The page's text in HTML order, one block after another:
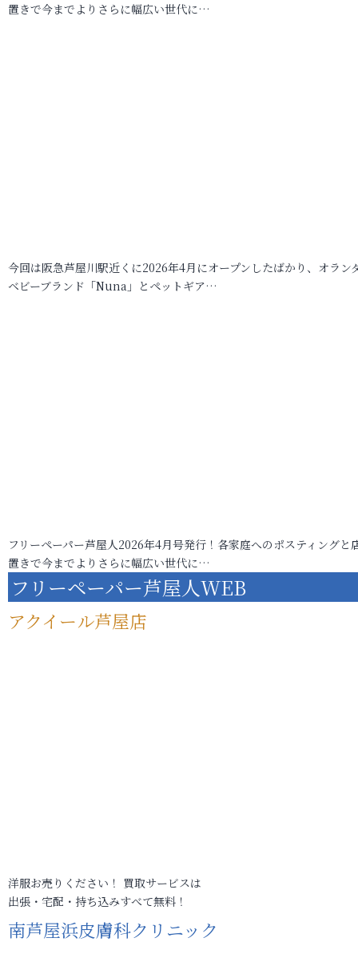
置きで今までよりさらに幅広い世代に…
今回は阪急芦屋川駅近くに2026年4月にオープンしたばかり、オラン
ベビーブランド「Nuna」とペットギア…
フリーペーパー芦屋人2026年4月号発行！各家庭へのポスティングと
置きで今までよりさらに幅広い世代に…
フリーペーパー芦屋人WEB
アクイール芦屋店
洋服お売りください！ 買取サービスは
出張・宅配・持ち込みすべて無料！
南芦屋浜皮膚科クリニック